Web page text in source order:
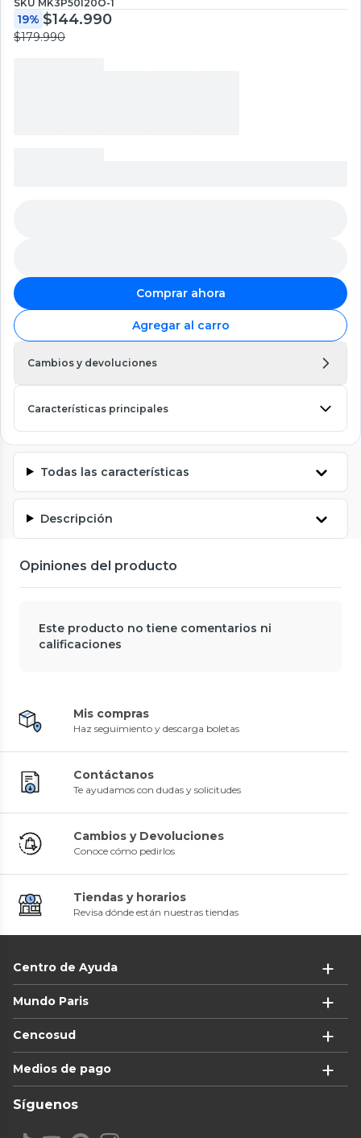
SKU MK3P50I20O-1
19% $144.990
$179.990
Comprar ahora
Agregar al carro
Cambios y devoluciones
Características principales
Todas las características
Descripción
Opiniones del producto
Este producto no tiene comentarios ni
calificaciones
Mis compras
Haz seguimiento y descarga boletas
Contáctanos
Te ayudamos con dudas y solicitudes
Cambios y Devoluciones
Conoce cómo pedirlos
Tiendas y horarios
Revisa dónde están nuestras tiendas
Centro de Ayuda
Mundo Paris
Cencosud
Medios de pago
Síguenos